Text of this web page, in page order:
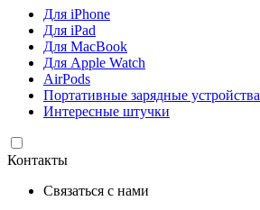
Для iPhone
Для iPad
Для MacBook
Для Apple Watch
AirPods
Портативные зарядные устройства
Интересные штучки
Контакты
Связаться с нами